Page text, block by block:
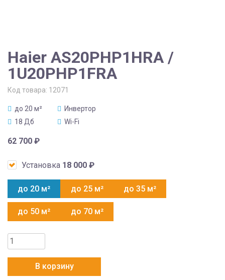
Haier AS20PHP1HRA /
1U20PHP1FRA
Код товара: 12071
до 20 м²
Инвертор
18 Дб
Wi-Fi
62 700 ₽
Установка 18 000 ₽
до 20 м² до 25 м² до 35 м²
до 50 м² до 70 м²
Количество
товара
AS20PHP1HRA
В корзину